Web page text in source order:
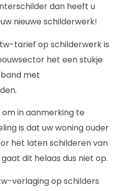
dan heeft u
nieuwe schilderwerk!
tarief op schilderwerk is
het een stukje
met
in aanmerking te
is dat uw woning ouder
het laten schilderen van
dit helaas dus niet op.
verlaging op schilders